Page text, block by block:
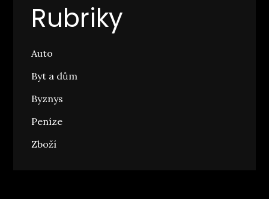
Rubriky
Auto
Byt a dům
Byznys
Peníze
Zboží